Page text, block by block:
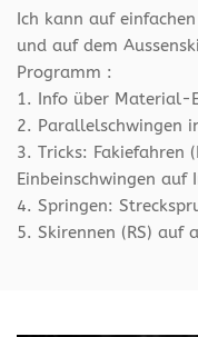
Ich kann auf
und auf dem
Programm :
1. Info über Material-
2. Parallelschwingen
3. Tricks: Fakiefahren
Einbeinschwingen auf
4. Springen:
5. Skirennen (RS) auf